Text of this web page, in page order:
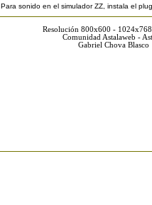
Para sonido en el simulador ZZ, instala el
Resolución 800x600 -
Comunidad Astalaweb -
Gabriel Chova Blasco